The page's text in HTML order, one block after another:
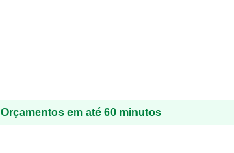
Orçamentos em até 60 minutos